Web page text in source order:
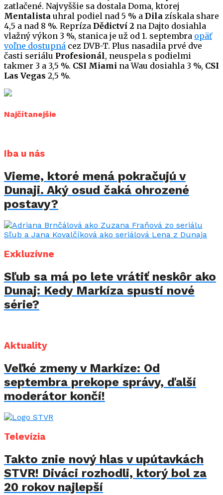
zatlačené. Najvyššie sa dostala Doma, ktorej
Mentalista uhral podiel nad 5 % a Dila získala share
4,5 a nad 8 %. Repríza Dědictví 2 na Dajto dosiahla
vlažný výkon 3 %, stanica je už od 1. septembra opäť
voľne dostupná cez DVB-T. Plus nasadila prvé dve
časti seriálu Profesionál, neuspela s podielmi
takmer 3 a 3,5 %. CSI Miami na Wau dosiahla 3 %, CSI
Las Vegas 2,5 %.
Najčítanejšie
Iba u nás
Vieme, ktoré mená pokračujú v
Dunaji. Aký osud čaká ohrozené
postavy?
Exkluzívne
Sľub sa má po lete vrátiť neskôr ako
Dunaj: Kedy Markíza spustí nové
série?
Aktuality
Veľké zmeny v Markíze: Od
septembra prekope správy, ďalší
moderátor končí!
Televízia
Takto znie nový hlas v upútavkách
STVR! Diváci rozhodli, ktorý bol za
20 rokov najlepší